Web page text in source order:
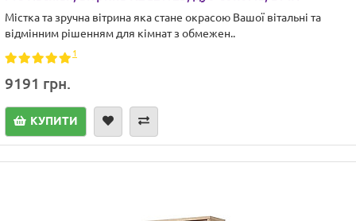
Містка та зручна вітрина яка стане окрасою Вашої вітальні та
відмінним рішенням для кімнат з обмежен..
1
9191 грн.
КУПИТИ